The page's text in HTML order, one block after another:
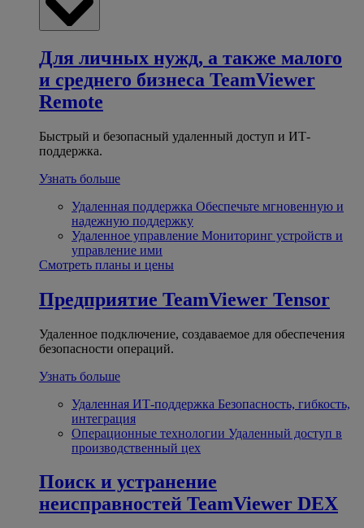
Для личных нужд, а также малого
и среднего бизнеса TeamViewer
Remote
Быстрый и безопасный удаленный доступ и ИТ-
поддержка.
Узнать больше
Удаленная поддержка Обеспечьте мгновенную и
надежную поддержку
Удаленное управление Мониторинг устройств и
управление ими
Смотреть планы и цены
Предприятие TeamViewer Tensor
Удаленное подключение, создаваемое для обеспечения
безопасности операций.
Узнать больше
Удаленная ИТ-поддержка Безопасность, гибкость,
интеграция
Операционные технологии Удаленный доступ в
производственный цех
Поиск и устранение
неисправностей TeamViewer DEX